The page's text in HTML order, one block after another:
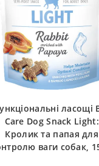
ласощі
Care Dog Snack Light:
Кролик та папая для
ваги собак,